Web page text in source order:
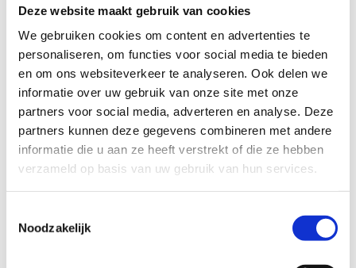
Deze website maakt gebruik van cookies
We gebruiken cookies om content en advertenties te
personaliseren, om functies voor social media te bieden
en om ons websiteverkeer te analyseren. Ook delen we
informatie over uw gebruik van onze site met onze
partners voor social media, adverteren en analyse. Deze
partners kunnen deze gegevens combineren met andere
informatie die u aan ze heeft verstrekt of die ze hebben
verzameld op basis van uw gebruik van hun services.
Noodzakelijk
prijsstelling het beste past bij elke doelgroep. Ten slotte
wordt in het derde deel de communicatiestrategie rond
deze prijsstelling beoordeeld, ondersteund door
praktische tips en adviezen.
Infografiek bij de Leidraad stappenplan prijsstrategie
Leidraad stappenplan prijsstrategie sportclub
formules voor je product en prijs